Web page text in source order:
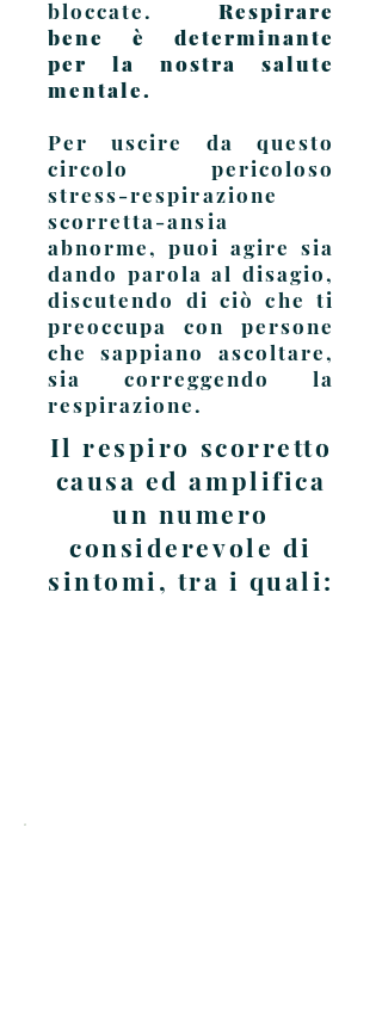
bloccate. Respirare
bene è determinante
per la nostra salute
mentale.
Per uscire da questo
circolo pericoloso
stress-respirazione
scorretta-ansia
abnorme, puoi agire sia
dando parola al disagio,
discutendo di ciò che ti
preoccupa con persone
che sappiano ascoltare,
sia correggendo la
respirazione.
Il respiro scorretto
causa ed amplifica
un numero
considerevole di
sintomi, tra i quali: